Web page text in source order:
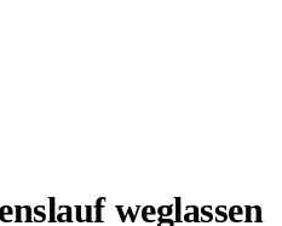
weglassen